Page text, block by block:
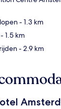
- 1.3 km
- 1.5 km
- 2.9 km